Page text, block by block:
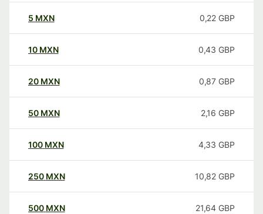
5 MXN 0,22 GBP
10 MXN 0,43 GBP
20 MXN 0,87 GBP
50 MXN 2,16 GBP
100 MXN 4,33 GBP
250 MXN 10,82 GBP
500 MXN 21,64 GBP